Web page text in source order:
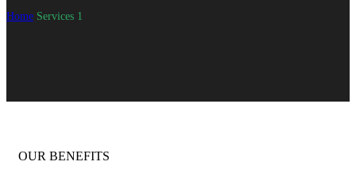
Home Services 1
OUR BENEFITS